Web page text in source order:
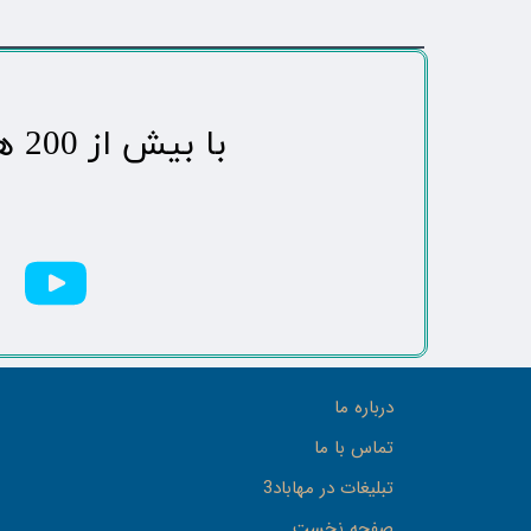
درباره ما
تماس با ما
تبلیغات در مهاباد3
​با بیش از 200 هزاردنبال کننده محبوب ترین رسانه مردمی شهر مهاباد​​​​​​​​​​​​​​